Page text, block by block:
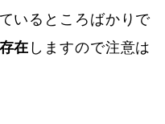
いるところばかりで
在 しますので注意は